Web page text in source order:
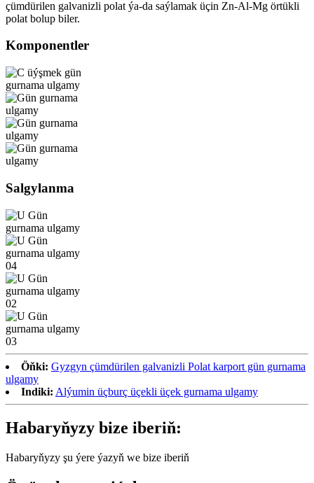
çümdürilen galvanizli polat ýa-da saýlamak üçin Zn-Al-Mg örtükli
polat bolup biler.
Komponentler
Salgylanma
Öňki: Gyzgyn çümdürilen galvanizli Polat karport gün gurnama
ulgamy
Indiki: Alýumin üçburç üçekli üçek gurnama ulgamy
Habaryňyzy bize iberiň:
Habaryňyzy şu ýere ýazyň we bize iberiň